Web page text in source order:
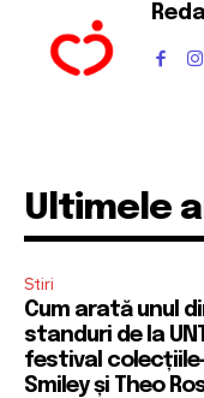
Ultimele
Stiri
Cum arată unul
standuri de la
festival
Smiley și Theo